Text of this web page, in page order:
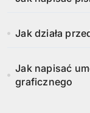
Jak działa
Jak napisać
graficznego